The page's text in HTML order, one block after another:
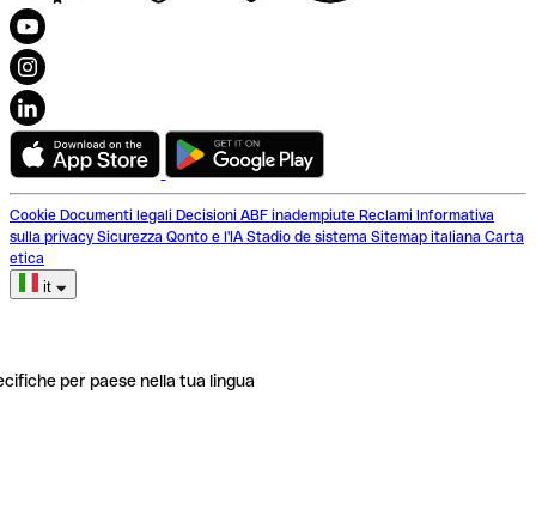
Cookie Documenti legali Decisioni ABF inadempiute Reclami Informativa
sulla privacy Sicurezza Qonto e l'IA Stadio de sistema Sitemap italiana Carta
etica
it
per paese nella tua lingua